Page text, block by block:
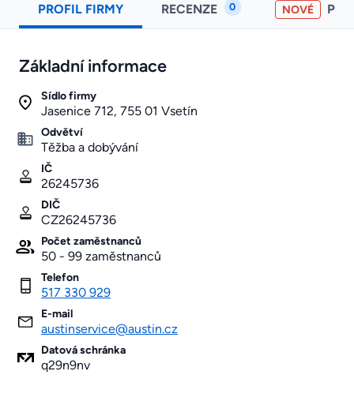
PROFIL FIRMY RECENZE 0 NOVÉ
Základní informace
Sídlo firmy
Jasenice 712, 755 01 Vsetín
Odvětví
Těžba a dobývání
IČ
26245736
DIČ
CZ26245736
Počet zaměstnanců
50 - 99 zaměstnanců
Telefon
517 330 929
E-mail
austinservice@austin.cz
Datová schránka
q29n9nv